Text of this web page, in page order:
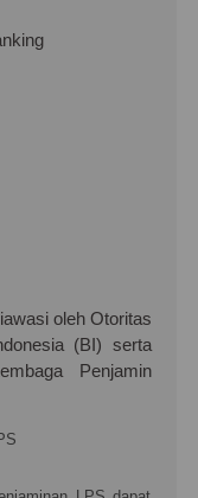
oleh Otoritas
(BI) serta
Penjamin